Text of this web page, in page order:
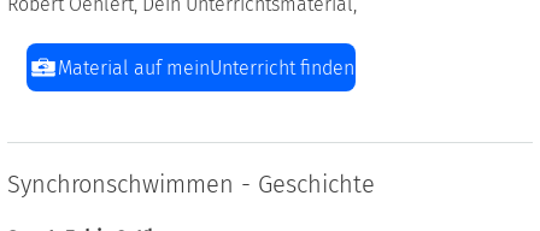
Material auf meinUnterricht finden
Synchronschwimmen - Geschichte